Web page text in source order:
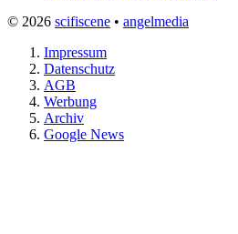
© 2026 scifiscene • angelmedia
Impressum
Datenschutz
AGB
Werbung
Archiv
Google News